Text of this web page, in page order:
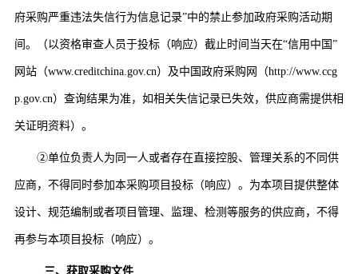
府采购严重违法失信行为信息记录”中的禁止参加政府采购活动期
间。（以资格审查人员于投标（响应）截止时间当天在“信用中国”
网站（www.creditchina.gov.cn）及中国政府采购网（http://www.ccg
p.gov.cn）查询结果为准，如相关失信记录已失效，供应商需提供相
关证明资料）。
②单位负责人为同一人或者存在直接控股、管理关系的不同供
应商，不得同时参加本采购项目投标（响应）。为本项目提供整体
设计、规范编制或者项目管理、监理、检测等服务的供应商，不得
再参与本项目投标（响应）。
三、获取采购文件